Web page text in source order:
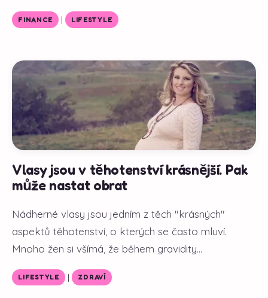
FINANCE | LIFESTYLE
Vlasy jsou v těhotenství krásnější. Pak
může nastat obrat
Nádherné vlasy jsou jedním z těch "krásných"
aspektů těhotenství, o kterých se často mluví.
Mnoho žen si všímá, že během gravidity...
LIFESTYLE | ZDRAVÍ